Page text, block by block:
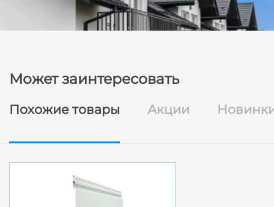
Может заинтересовать
Похожие товары Акции